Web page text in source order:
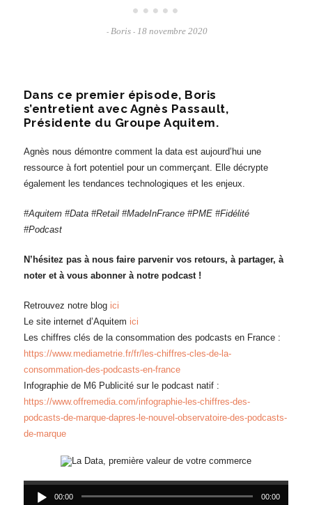
- Boris - 18 novembre 2020
Dans ce premier épisode, Boris
s’entretient avec Agnès Passault,
Présidente du Groupe Aquitem.
Agnès nous démontre comment la data est aujourd’hui une
ressource à fort potentiel pour un commerçant. Elle décrypte
également les tendances technologiques et les enjeux.
#Aquitem #Data #Retail #MadeInFrance #PME #Fidélité
#Podcast
N’hésitez pas à nous faire parvenir vos retours, à partager, à
noter et à vous abonner à notre podcast !
Retrouvez notre blog ici
Le site internet d’Aquitem ici
Les chiffres clés de la consommation des podcasts en France :
https://www.mediametrie.fr/fr/les-chiffres-cles-de-la-
consommation-des-podcasts-en-france
Infographie de M6 Publicité sur le podcast natif :
https://www.offremedia.com/infographie-les-chiffres-des-
podcasts-de-marque-dapres-le-nouvel-observatoire-des-podcasts-
de-marque
Lecteur
audio
00:00 00:00